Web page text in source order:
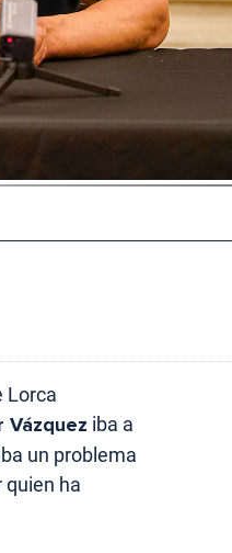
Lorca
Vázquez iba a
un problema
quien ha